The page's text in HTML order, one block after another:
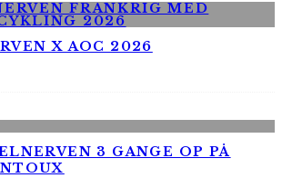
X AOC 2026
3 GANGE OP PÅ